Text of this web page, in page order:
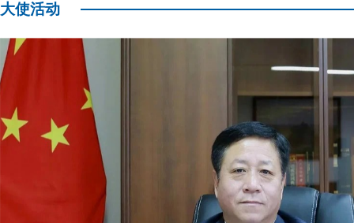
大使活动